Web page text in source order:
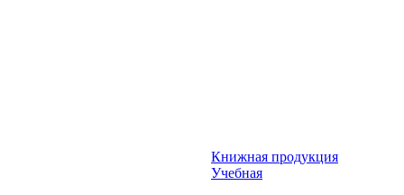
Книжная продукция
Учебная